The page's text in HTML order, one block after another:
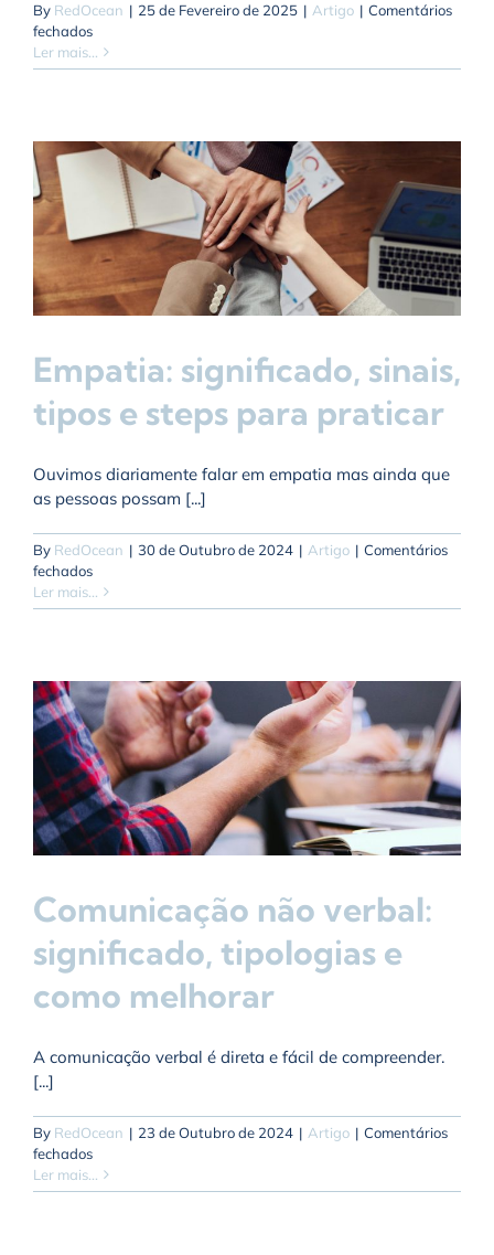
By RedOcean | 25 de Fevereiro de 2025 | Artigo | Comentários
fechadosem
Comunicação
Assertiva:
pode
melhorar
relações
Ler mais...
Empatia: significado, sinais,
tipos e steps para praticar
Ouvimos diariamente falar em empatia mas ainda que
as pessoas possam [...]
By RedOcean | 30 de Outubro de 2024 | Artigo | Comentários
fechadosem
Empatia:
significado,
steps
para
praticar
Ler mais...
Comunicação não verbal:
significado, tipologias e
como melhorar
A comunicação verbal é direta e fácil de compreender.
[...]
By RedOcean | 23 de Outubro de 2024 | Artigo | Comentários
fechadosem
Comunicação
não
Ler mais...